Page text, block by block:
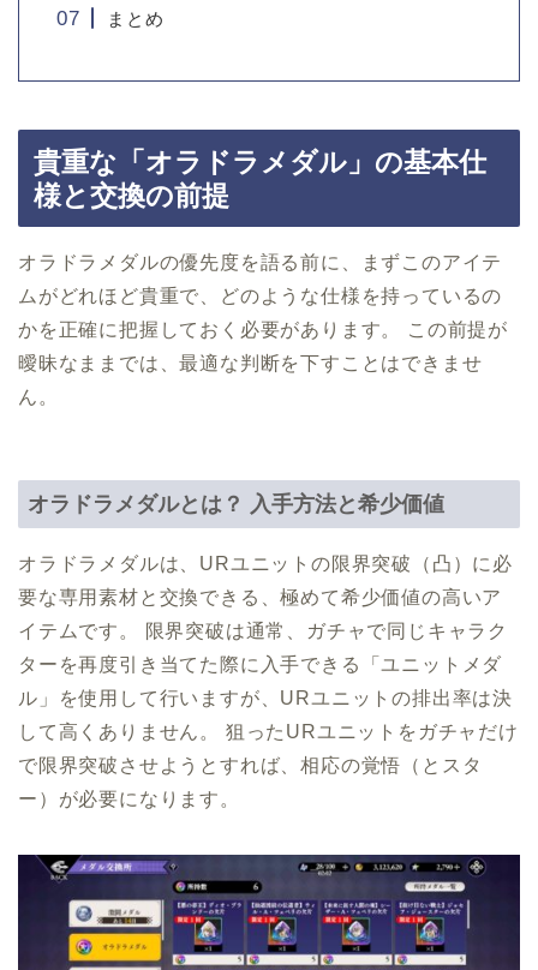
まとめ
貴重な「オラドラメダル」の基本仕
様と交換の前提
オラドラメダルの優先度を語る前に、まずこのアイテ
ムがどれほど貴重で、どのような仕様を持っているの
かを正確に把握しておく必要があります。 この前提が
曖昧なままでは、最適な判断を下すことはできませ
ん。
オラドラメダルとは？ 入手方法と希少価値
オラドラメダルは、URユニットの限界突破（凸）に必
要な専用素材と交換できる、極めて希少価値の高いア
イテムです。 限界突破は通常、ガチャで同じキャラク
ターを再度引き当てた際に入手できる「ユニットメダ
ル」を使用して行いますが、URユニットの排出率は決
して高くありません。 狙ったURユニットをガチャだけ
で限界突破させようとすれば、相応の覚悟（とスタ
ー）が必要になります。